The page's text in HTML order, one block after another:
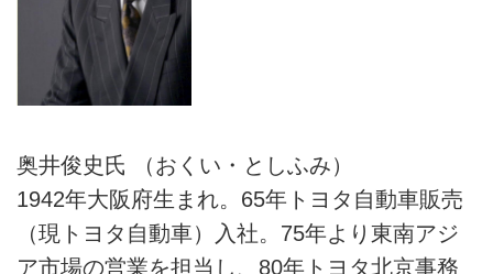
奥井俊史氏 （おくい・としふみ）
1942年大阪府生まれ。65年トヨタ自動車販売
（現トヨタ自動車）入社。75年より東南アジ
ア市場の営業を担当し、80年トヨタ北京事務